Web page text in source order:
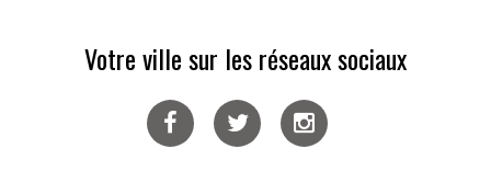
Votre ville sur les réseaux sociaux